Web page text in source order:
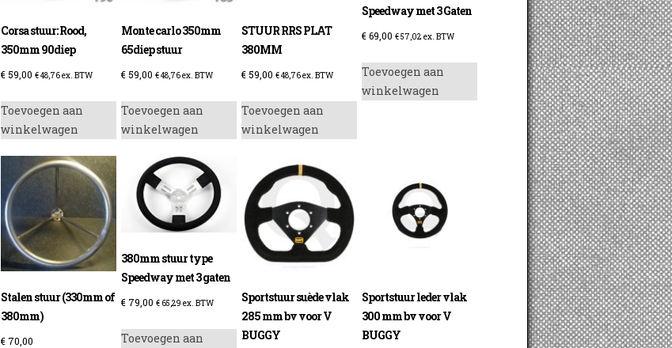
Corsa stuur: Rood,
350mm 90diep
€ 59,00 €48,76ex. BTW
Toevoegen aan
winkelwagen
Monte carlo 350mm
65diep stuur
€ 59,00 €48,76ex. BTW
Toevoegen aan
winkelwagen
STUUR RRS PLAT
380MM
€59,00 €48,76ex. BTW
Toevoegen aan
winkelwagen
Speedway met 3 Gaten
€69,00 €57,02 ex. BTW
Toevoegen aan
winkelwagen
Stalen stuur (330mm of
380mm)
€ 70,00
380mm stuur type
Speedway met 3 gaten
€ 79,00 € 65,29 ex. BTW
Toevoegen aan
Sportstuur suède vlak
285 mm bv voor V
BUGGY
Sportstuur leder vlak
300 mm bv voor V
BUGGY